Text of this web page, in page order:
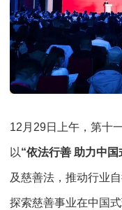
12月29日上午，第十
以“依法行善 助力中国
及慈善法，推动行业
探索慈善事业在中国